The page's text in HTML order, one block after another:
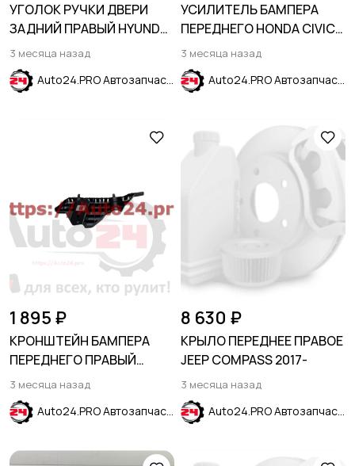
УГОЛОК РУЧКИ ДВЕРИ
ЗАДНИЙ ПРАВЫЙ HYUNDAI
ELANTRA MD 2010-2015
3 месяца назад
Auto24.PRO Автозапчасти
УСИЛИТЕЛЬ БАМПЕРА
ПЕРЕДНЕГО HONDA CIVIC
2005-2012 SDN
3 месяца назад
Auto24.PRO Автозапчасти
1 895 ₽
КРОНШТЕЙН БАМПЕРА
ПЕРЕДНЕГО ПРАВЫЙ
CHEVROLET TRAX 2017-
3 месяца назад
Auto24.PRO Автозапчасти
8 630 ₽
КРЫЛО ПЕРЕДНЕЕ ПРАВОЕ
JEEP COMPASS 2017-
3 месяца назад
Auto24.PRO Автозапчасти